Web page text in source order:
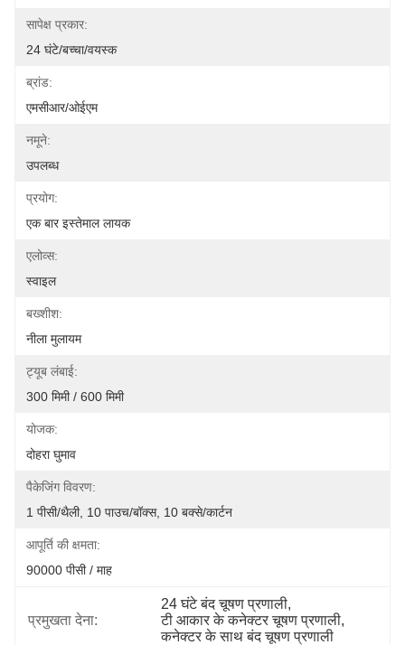
सापेक्ष प्रकार:
24 घंटे/बच्चा/वयस्क
ब्रांड:
एमसीआर/ओईएम
नमूने:
उपलब्ध
प्रयोग:
एक बार इस्तेमाल लायक
एलोव्स:
स्वाइल
बख्शीश:
नीला मुलायम
ट्यूब लंबाई:
300 मिमी / 600 मिमी
योजक:
दोहरा घुमाव
पैकेजिंग विवरण:
1 पीसी/थैली, 10 पाउच/बॉक्स, 10 बक्से/कार्टन
आपूर्ति की क्षमता:
90000 पीसी / माह
प्रमुखता देना:
24 घंटे बंद चूषण प्रणाली,
टी आकार के कनेक्टर चूषण प्रणाली,
कनेक्टर के साथ बंद चूषण प्रणाली